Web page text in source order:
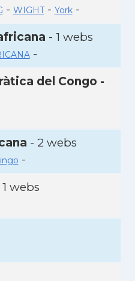
- WIGHT- York-
- 1 webs
-
del Congo -
- 2 webs
-
1 webs